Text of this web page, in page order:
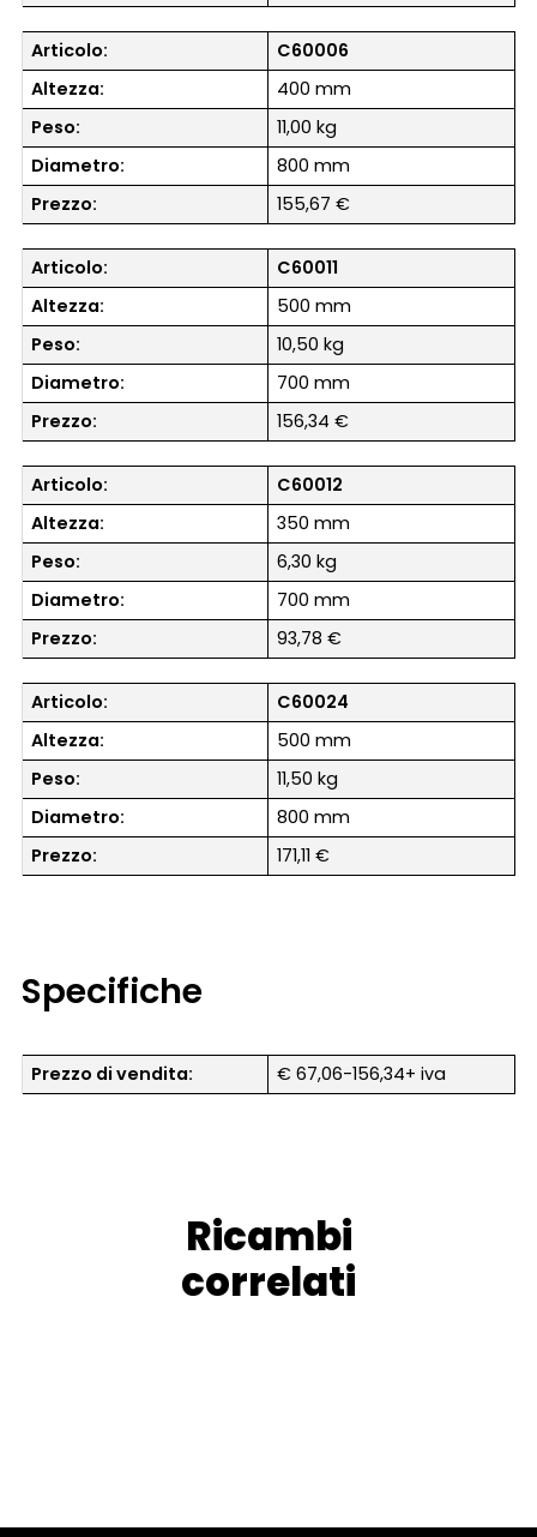
Articolo:
C60006
Altezza:
400 mm
Peso:
11,00 kg
Diametro:
800 mm
Prezzo:
155,67 €
Articolo:
C60011
Altezza:
500 mm
Peso:
10,50 kg
Diametro:
700 mm
Prezzo:
156,34 €
Articolo:
C60012
Altezza:
350 mm
Peso:
6,30 kg
Diametro:
700 mm
Prezzo:
93,78 €
Articolo:
C60024
Altezza:
500 mm
Peso:
11,50 kg
Diametro:
800 mm
Prezzo:
171,11 €
Specifiche
Prezzo di vendita: € 67,06-156,34+ iva
Ricambi
correlati